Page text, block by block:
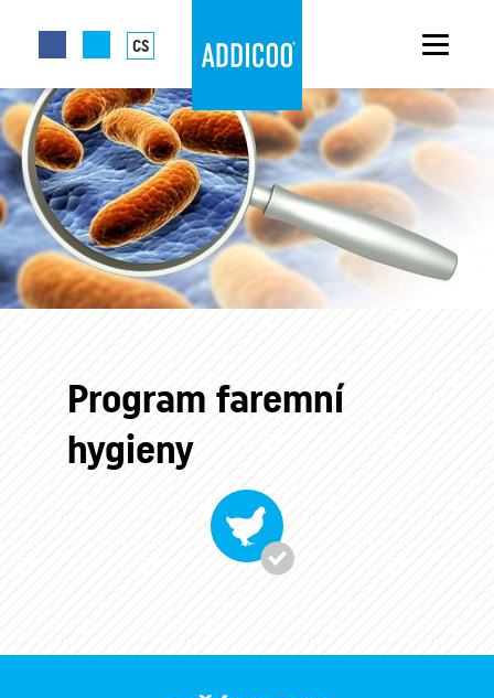
CS
Program faremní
hygieny